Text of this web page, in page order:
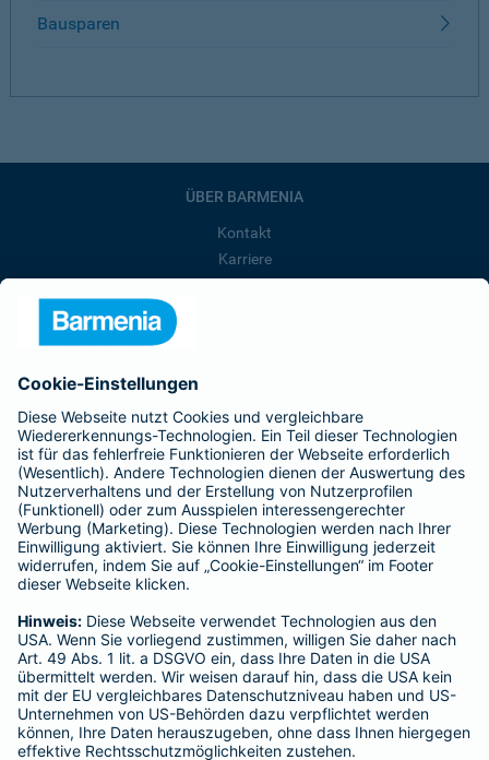
Bausparen
ÜBER BARMENIA
Kontakt
Karriere
Barmenia ist Teil der BarmeniaGothaer
BELIEBTE SEITEN
Kranken-Zusatzversicherung
Tierversicherungen
Haftpflichtversicherung
Hausratversicherung
Adresse ändern
Schaden melden
Kilometerstandsmeldung
Serviceübersicht